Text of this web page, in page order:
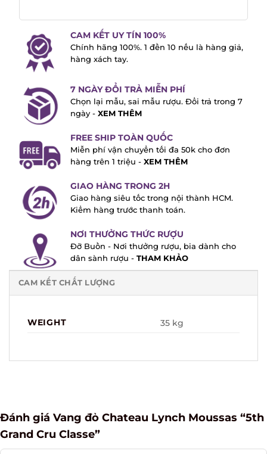
CAM KẾT UY TÍN 100%
Chính hãng 100%. 1 đền 10 nếu là hàng giả,
hàng xách tay.
7 NGÀY ĐỔI TRẢ MIỄN PHÍ
Chọn lại mẫu, sai mẫu rượu. Đổi trả trong 7
ngày -XEM THÊM
FREE SHIP TOÀN QUỐC
Miễn phí vận chuyển tối đa 50k cho đơn
hàng trên 1 triệu - XEM THÊM
GIAO HÀNG TRONG 2H
Giao hàng siêu tốc trong nội thành HCM.
Kiểm hàng trước thanh toán.
NƠI THƯỞNG THỨC RƯỢU
Đỡ Buồn - Nơi thưởng rượu, bia dành cho
dân sành rượu - THAM KHẢO
CAM KẾT CHẤT LƯỢNG
WEIGHT 35 kg
Đánh giá Vang đỏ Chateau Lynch Moussas “5th
Grand Cru Classe”